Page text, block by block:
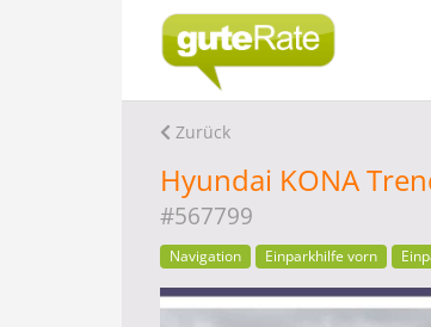
Zurück
Hyundai KONA
#567799
Navigation Einparkhilfe vorn